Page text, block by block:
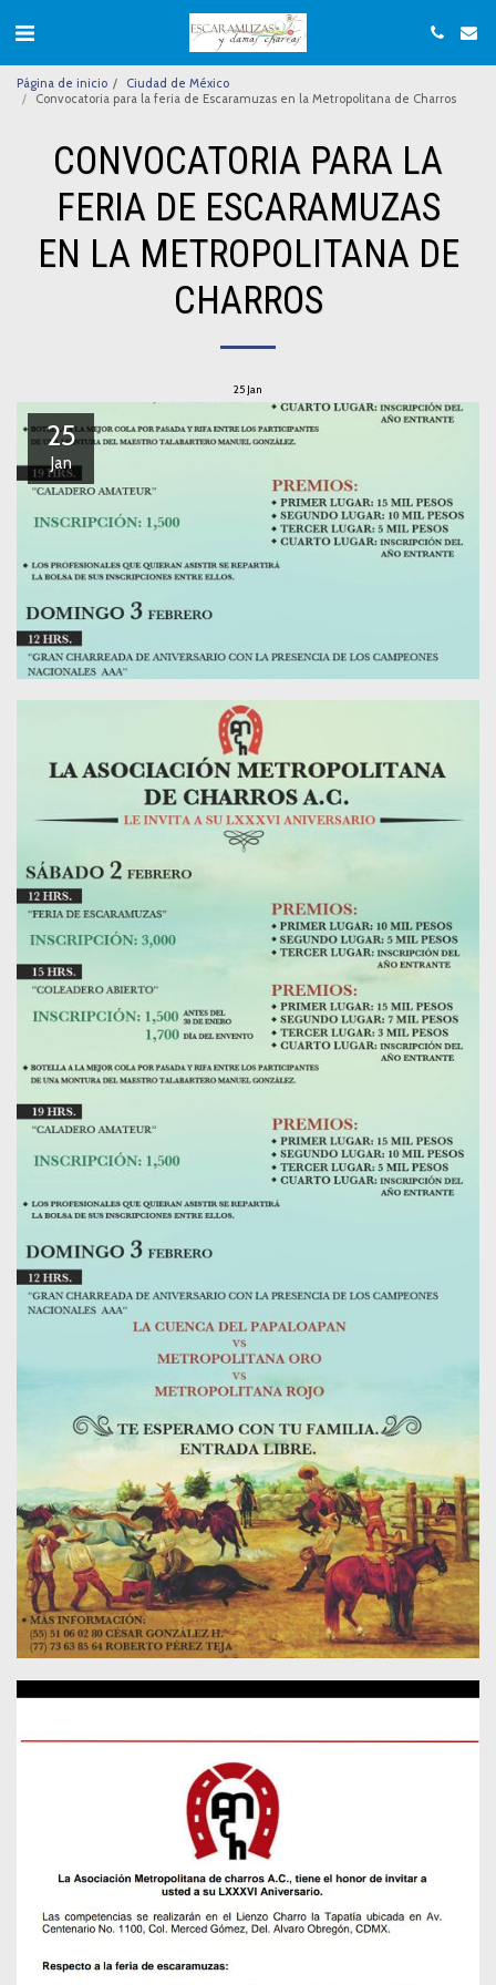
Página de inicio
Ciudad de México
Convocatoria para la feria de Escaramuzas en la Metropolitana de Charros
CONVOCATORIA PARA LA
FERIA DE ESCARAMUZAS
EN LA METROPOLITANA DE
CHARROS
25 Jan
25
Jan